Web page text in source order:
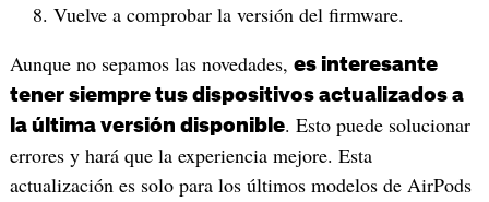
Vuelve a comprobar la versión del firmware.
Aunque no sepamos las novedades, es interesante
tener siempre tus dispositivos actualizados a
la última versión disponible. Esto puede solucionar
errores y hará que la experiencia mejore. Esta
actualización es solo para los últimos modelos de AirPods